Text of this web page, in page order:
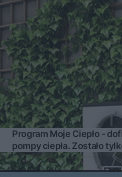
Program Moje Ciepło -
pompy ciepła. Zostało